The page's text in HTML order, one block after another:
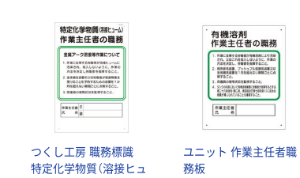
つくし工房 職務標識
特定化学物質（溶接ヒュ
ユニット 作業主任者職
務板